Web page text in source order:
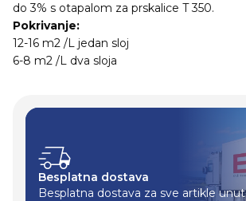
do 3% s otapalom za prskalice T 350.
Pokrivanje:
12-16 m2 /L jedan sloj
6-8 m2 /L dva sloja
Besplatna dostava
Besplatna dostava za sve artikle